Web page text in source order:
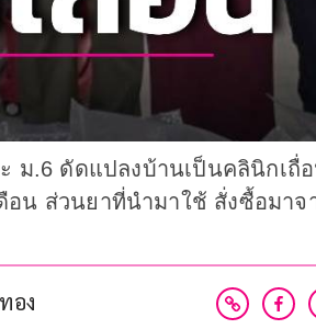
ม.6 ดัดแปลงบ้านเป็นคลินิกเถื่
อน ส่วนยาที่นำมาใช้ สั่งซื้อมา
อง